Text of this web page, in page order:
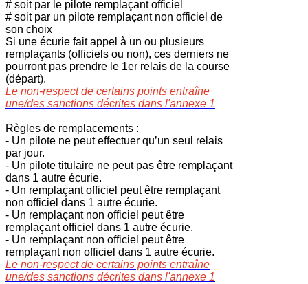
# soit par le pilote remplaçant officiel
# soit par un pilote remplaçant non officiel de
son choix
Si une écurie fait appel à un ou plusieurs
remplaçants (officiels ou non), ces derniers ne
pourront pas prendre le 1er relais de la course
(départ).
Le non-respect de certains points entraîne
une/des sanctions décrites dans l'annexe 1
Règles de remplacements :
- Un pilote ne peut effectuer qu’un seul relais
par jour.
- Un pilote titulaire ne peut pas être remplaçant
dans 1 autre écurie.
- Un remplaçant officiel peut être remplaçant
non officiel dans 1 autre écurie.
- Un remplaçant non officiel peut être
remplaçant officiel dans 1 autre écurie.
- Un remplaçant non officiel peut être
remplaçant non officiel dans 1 autre écurie.
Le non-respect de certains points entraîne
une/des sanctions décrites dans l'annexe 1